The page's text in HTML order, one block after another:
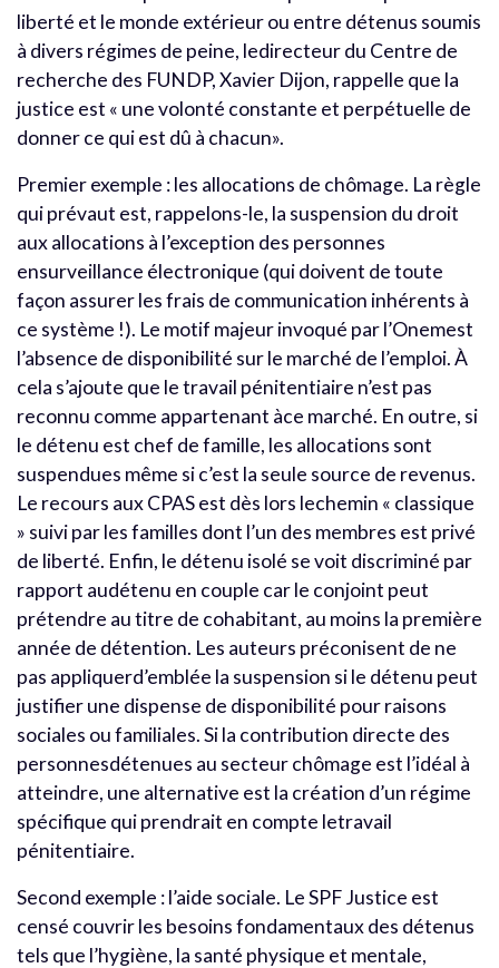
liberté et le monde extérieur ou entre détenus soumis
à divers régimes de peine, ledirecteur du Centre de
recherche des FUNDP, Xavier Dijon, rappelle que la
justice est « une volonté constante et perpétuelle de
donner ce qui est dû à chacun».
Premier exemple : les allocations de chômage. La règle
qui prévaut est, rappelons-le, la suspension du droit
aux allocations à l’exception des personnes
ensurveillance électronique (qui doivent de toute
façon assurer les frais de communication inhérents à
ce système !). Le motif majeur invoqué par l’Onemest
l’absence de disponibilité sur le marché de l’emploi. À
cela s’ajoute que le travail pénitentiaire n’est pas
reconnu comme appartenant àce marché. En outre, si
le détenu est chef de famille, les allocations sont
suspendues même si c’est la seule source de revenus.
Le recours aux CPAS est dès lors lechemin « classique
» suivi par les familles dont l’un des membres est privé
de liberté. Enfin, le détenu isolé se voit discriminé par
rapport audétenu en couple car le conjoint peut
prétendre au titre de cohabitant, au moins la première
année de détention. Les auteurs préconisent de ne
pas appliquerd’emblée la suspension si le détenu peut
justifier une dispense de disponibilité pour raisons
sociales ou familiales. Si la contribution directe des
personnesdétenues au secteur chômage est l’idéal à
atteindre, une alternative est la création d’un régime
spécifique qui prendrait en compte letravail
pénitentiaire.
Second exemple : l’aide sociale. Le SPF Justice est
censé couvrir les besoins fondamentaux des détenus
tels que l’hygiène, la santé physique et mentale,